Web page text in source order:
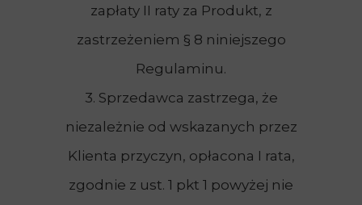
zapłaty II raty za Produkt, z
zastrzeżeniem § 8 niniejszego
Regulaminu.
3. Sprzedawca zastrzega, że
niezależnie od wskazanych przez
Klienta przyczyn, opłacona I rata,
zgodnie z ust. 1 pkt 1 powyżej nie